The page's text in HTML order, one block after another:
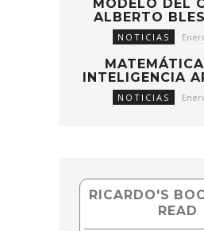
MODELO DEL
ALBERTO
NOTICIAS
INTELIGENCIA
NOTICIAS
RICARDO'S
READ